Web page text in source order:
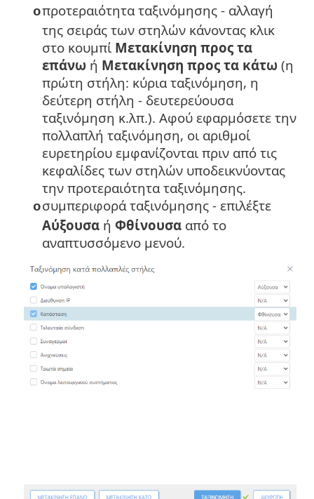
oπροτεραιότητα ταξινόμησης - αλλαγή
της σειράς των στηλών κάνοντας κλικ
στο κουμπί Μετακίνηση προς τα
επάνω ή Μετακίνηση προς τα κάτω (η
πρώτη στήλη: κύρια ταξινόμηση, η
δεύτερη στήλη - δευτερεύουσα
ταξινόμηση κ.λπ.). Αφού εφαρμόσετε την
πολλαπλή ταξινόμηση, οι αριθμοί
ευρετηρίου εμφανίζονται πριν από τις
κεφαλίδες των στηλών υποδεικνύοντας
την προτεραιότητα ταξινόμησης.
oσυμπεριφορά ταξινόμησης - επιλέξτε
Αύξουσα ή Φθίνουσα από το
αναπτυσσόμενο μενού.